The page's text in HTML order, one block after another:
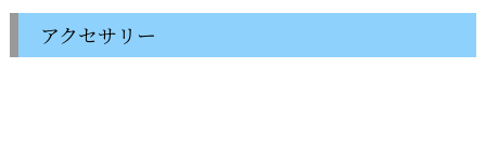
アクセサリー